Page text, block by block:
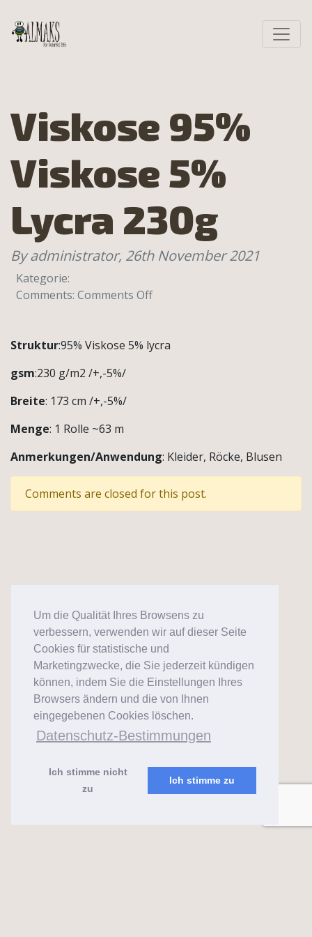
Um die Qualität Ihres Browsens zu
verbessern, verwenden wir auf dieser Seite
Cookies für statistische und
Marketingzwecke, die Sie jederzeit kündigen
können, indem Sie die Einstellungen Ihres
Browsers ändern und die von Ihnen
eingegebenen Cookies löschen.
Datenschutz-Bestimmungen
Ich stimme nicht
zu
Ich stimme zu
Viskose 95%
Viskose 5%
Lycra 230g
By administrator, 26th November 2021
Kategorie:
Comments: Comments Offon
Viskose
Struktur:95% Viskose 5% lycra
gsm:230 g/m2 /+,-5%/
Breite: 173 cm /+,-5%/
Menge: 1 Rolle ~63 m
Anmerkungen/Anwendung: Kleider, Röcke, Blusen
Comments are closed for this post.